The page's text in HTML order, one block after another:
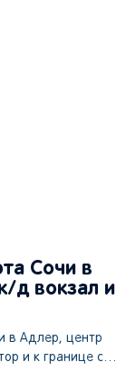
Сочи в
д вокзал и
в Адлер, центр
и к границе с